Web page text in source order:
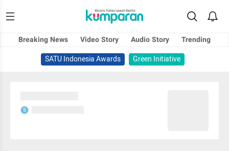
Breaking News Video Story Audio Story
Trending
SATU Indonesia Awards
Green Initiative
S